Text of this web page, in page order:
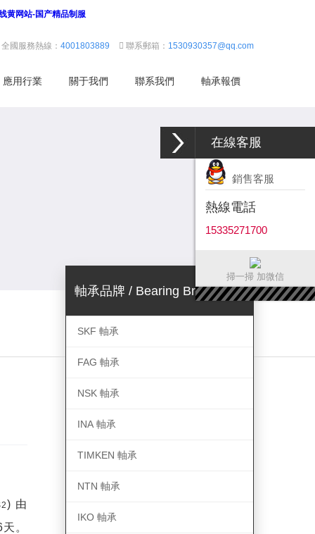
黄网站-国产精品制服
全國服務熱線： 4001803889 聯系郵箱： 1530930357@qq.com
應用行業 關于我們 聯系我們 軸承報價
2) 由
天。
軸承品牌 / Bearing Brand
SKF 軸承
FAG 軸承
NSK 軸承
INA 軸承
TIMKEN 軸承
NTN 軸承
IKO 軸承
在線客服
銷售客服
熱線電話
15335271700
掃一掃 加微信